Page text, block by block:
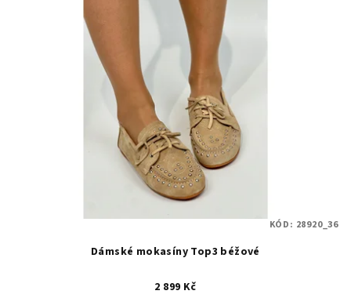
Dámské mokasíny Top3 béžové
2 899 Kč
KÓD: 28920_36